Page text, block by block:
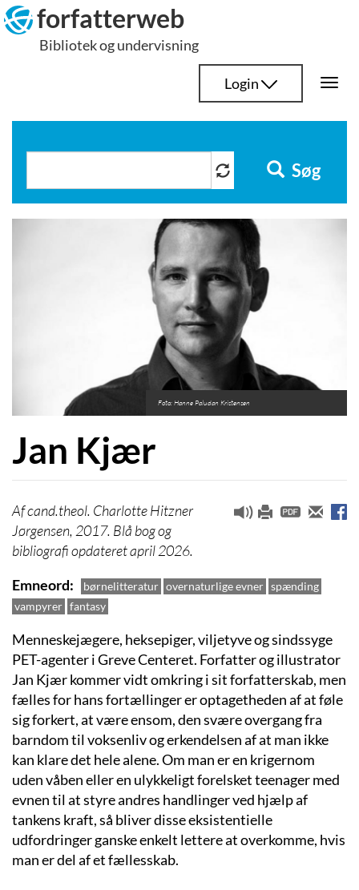
Hop
til
indhold
forfatterweb
Bibliotek og undervisning
Login
Søg
Foto: Hanne Paludan Kristensen
Jan Kjær
cand.theol. Charlotte Hitzner
Jørgensen, 2017. Blå bog og
bibliografi opdateret april 2026.
Emneord
børnelitteratur overnaturlige evner spænding
vampyrer fantasy
Menneskejægere, heksepiger, viljetyve og sindssyge
PET-agenter i Greve Centeret. Forfatter og illustrator
Jan Kjær kommer vidt omkring i sit forfatterskab, men
fælles for hans fortællinger er optagetheden af at føle
sig forkert, at være ensom, den svære overgang fra
barndom til voksenliv og erkendelsen af at man ikke
kan klare det hele alene. Om man er en krigernom
uden våben eller en ulykkeligt forelsket teenager med
evnen til at styre andres handlinger ved hjælp af
tankens kraft, så bliver disse eksistentielle
udfordringer ganske enkelt lettere at overkomme, hvis
man er del af et fællesskab.